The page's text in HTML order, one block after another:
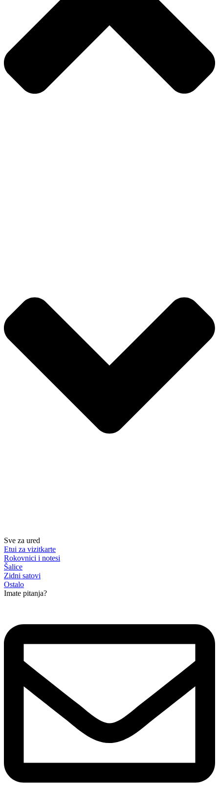
Sve za ured
Etui za vizitkarte
Rokovnici i notesi
Šalice
Zidni satovi
Ostalo
Imate pitanja?